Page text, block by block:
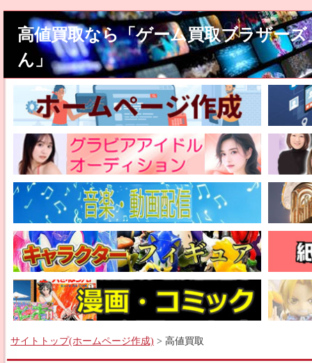
高値買取なら「ゲーム買取ブラザー
ん」
サイトトップ(ホームページ作成) > 高値買取